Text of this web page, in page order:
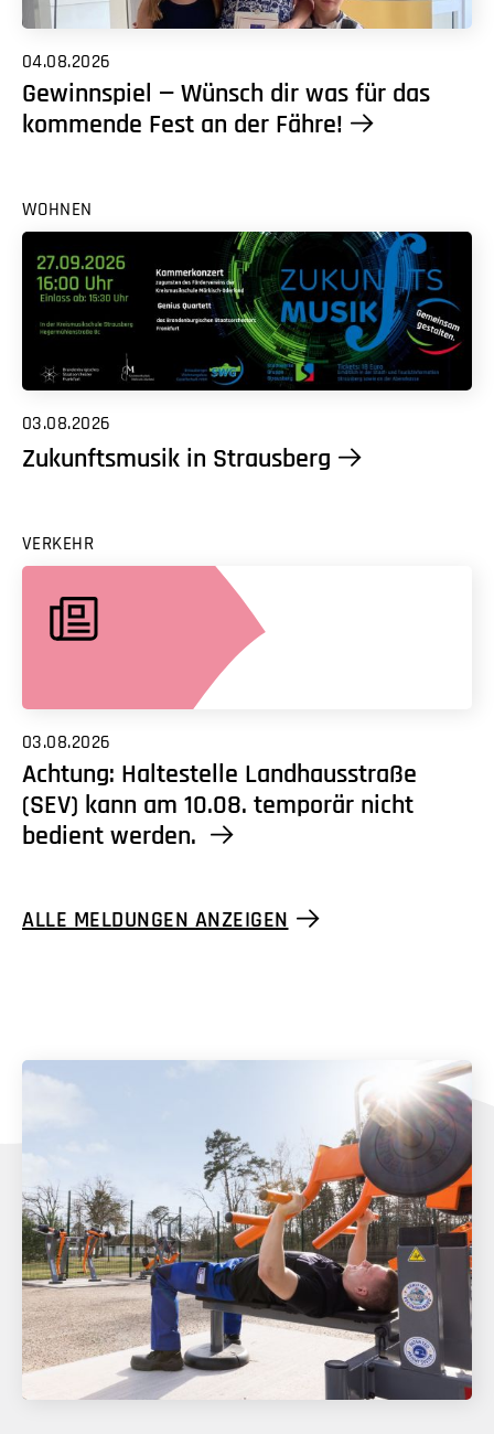
04.08.2026
Gewinnspiel — Wünsch dir was für das
kommende Fest an der Fähre!
WOHNEN
03.08.2026
Zukunftsmusik in Strausberg
VERKEHR
03.08.2026
Achtung: Haltestelle Landhausstraße
(SEV) kann am 10.08. temporär nicht
bedient werden.
ALLE MELDUNGEN ANZEIGEN